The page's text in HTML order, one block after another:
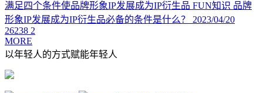
满足四个条件使品牌形象IP发展成为IP衍生品 FUN知识 品牌
形象IP发展成为IP衍生品必备的条件是什么？
2023/04/20
26238 2
MORE
以年轻人的方式赋能年轻人